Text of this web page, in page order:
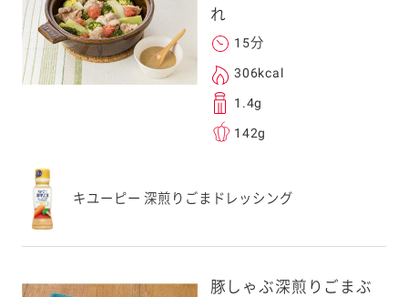
れ
15分
306kcal
1.4g
142g
キユーピー 深煎りごまドレッシング
豚しゃぶ深煎りごまぶ